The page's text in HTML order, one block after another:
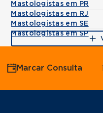
Mastologistas em PR
Mastologistas em RJ
Mastologistas em SE
Mastologistas em SP
Marcar Consulta